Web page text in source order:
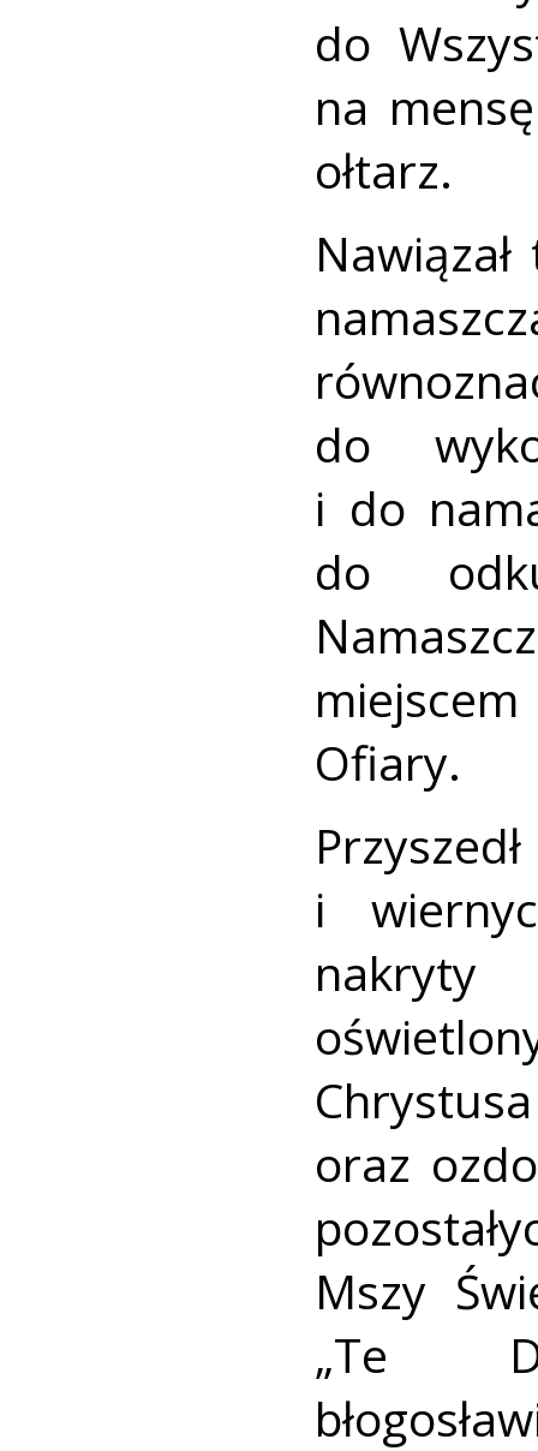
do
na
ołtarz.
do
i do
do
Ofiary.
i
oraz
Mszy
„Te